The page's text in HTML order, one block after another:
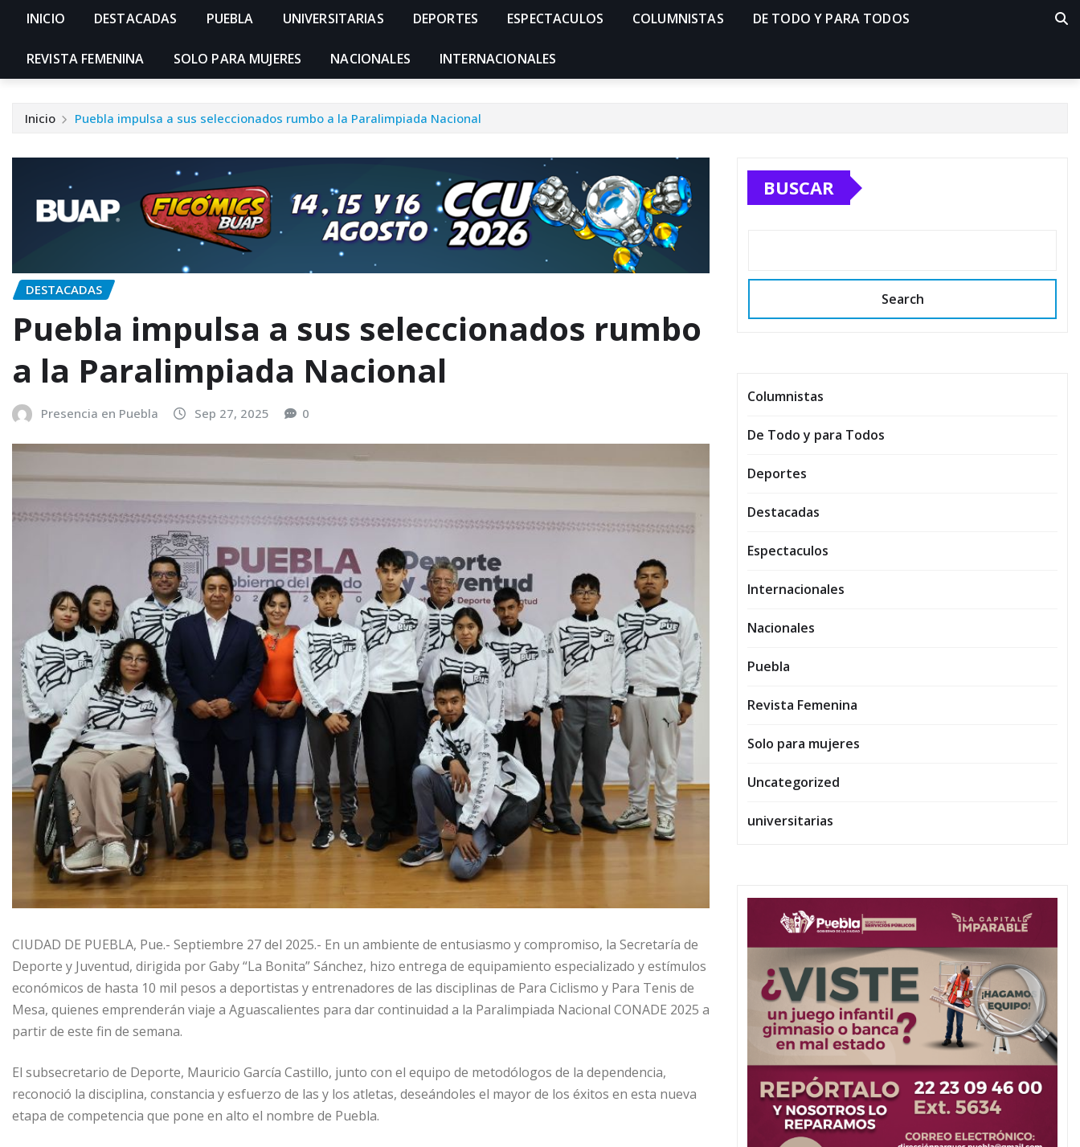
INICIO DESTACADAS PUEBLA UNIVERSITARIAS DEPORTES ESPECTACULOS COLUMNISTAS DE TODO Y PARA TODOS
REVISTA FEMENINA SOLO PARA MUJERES NACIONALES INTERNACIONALES
Inicio Puebla impulsa a sus seleccionados rumbo a la Paralimpiada Nacional
DESTACADAS
Puebla impulsa a sus seleccionados rumbo
a la Paralimpiada Nacional
Presencia en Puebla Sep 27, 2025 0
CIUDAD DE PUEBLA, Pue.- Septiembre 27 del 2025.- En un ambiente de entusiasmo y compromiso, la Secretaría de
Deporte y Juventud, dirigida por Gaby “La Bonita” Sánchez, hizo entrega de equipamiento especializado y estímulos
económicos de hasta 10 mil pesos a deportistas y entrenadores de las disciplinas de Para Ciclismo y Para Tenis de
Mesa, quienes emprenderán viaje a Aguascalientes para dar continuidad a la Paralimpiada Nacional CONADE 2025 a
partir de este fin de semana.
El subsecretario de Deporte, Mauricio García Castillo, junto con el equipo de metodólogos de la dependencia,
reconoció la disciplina, constancia y esfuerzo de las y los atletas, deseándoles el mayor de los éxitos en esta nueva
etapa de competencia que pone en alto el nombre de Puebla.
BUSCAR
Search
Columnistas
De Todo y para Todos
Deportes
Destacadas
Espectaculos
Internacionales
Nacionales
Puebla
Revista Femenina
Solo para mujeres
Uncategorized
universitarias